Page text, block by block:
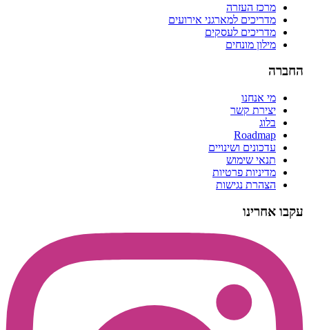
מרכז העזרה
מדריכים למארגני אירועים
מדריכים לעסקים
מילון מונחים
החברה
מי אנחנו
יצירת קשר
בלוג
Roadmap
עדכונים ושינויים
תנאי שימוש
מדיניות פרטיות
הצהרת נגישות
עקבו אחרינו